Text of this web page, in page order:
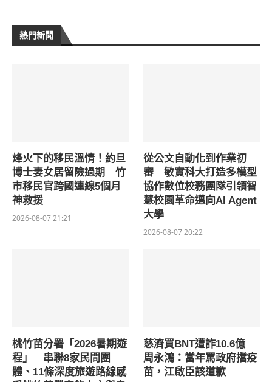
熱門新聞
烽火下的移民溫情！約旦
博士妻女居留險過期 竹
市移民官跨國連線5個月
神救援
2026-08-07 21:21
從公文自動化到作業初
審 敏實科大打造多模型
協作數位校務團隊引領智
慧校園革命邁向AI Agent
大學
2026-08-07 20:22
桃竹苗分署「2026暑期遊
程」 串聯8家民間團
體、11條深度旅遊路線感
慈濟買BNT遭詐10.6億
周永鴻：當年罵政府擋疫
苗，江啟臣該道歉